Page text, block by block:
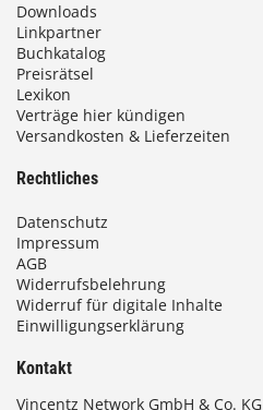
Downloads
Linkpartner
Buchkatalog
Preisrätsel
Lexikon
Verträge hier kündigen
Versandkosten & Lieferzeiten
Rechtliches
Datenschutz
Impressum
AGB
Widerrufsbelehrung
Widerruf für digitale Inhalte
Einwilligungserklärung
Kontakt
Vincentz Network GmbH & Co. KG